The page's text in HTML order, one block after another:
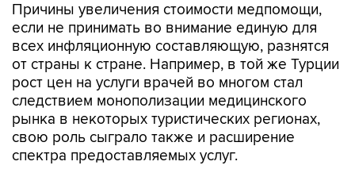
Причины увеличения стоимости медпомощи,
если не принимать во внимание единую для
всех инфляционную составляющую, разнятся
от страны к стране. Например, в той же Турции
рост цен на услуги врачей во многом стал
следствием монополизации медицинского
рынка в некоторых туристических регионах,
свою роль сыграло также и расширение
спектра предоставляемых услуг.